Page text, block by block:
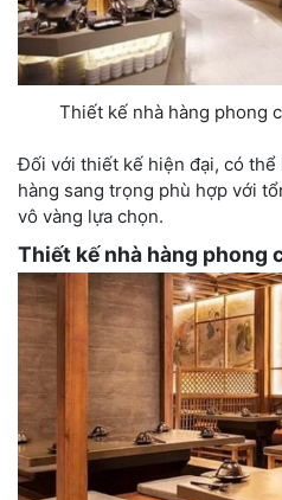
Thiết kế nhà hàng phong
Đối với thiết kế hiện đại, có
hàng sang trọng phù hợp với
vô vàng lựa chọn.
Thiết kế nhà hàng phong